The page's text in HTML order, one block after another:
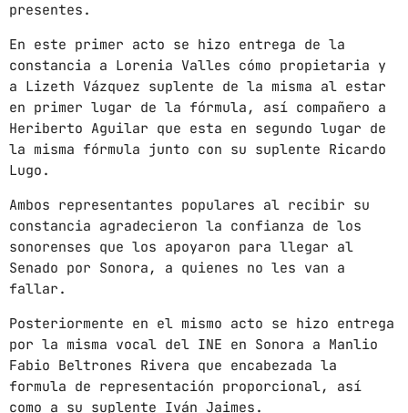
Gobierno de Sonora
Hermosillo
News
Noticias
Sonora
UPCOMING SHOWS
CON TODA LA ACTITUD
CON ANGEL RAMIREZ
LOS CHEROS
12:00 PM - 2:00 PM
presentes.
En este primer acto se hizo entrega de la
constancia a Lorenia Valles cómo propietaria y
a Lizeth Vázquez suplente de la misma al estar
en primer lugar de la fórmula, así compañero a
Heriberto Aguilar que esta en segundo lugar de
la misma fórmula junto con su suplente Ricardo
Lugo.
Ambos representantes populares al recibir su
constancia agradecieron la confianza de los
sonorenses que los apoyaron para llegar al
Senado por Sonora, a quienes no les van a
fallar.
Posteriormente en el mismo acto se hizo entrega
por la misma vocal del INE en Sonora a Manlio
Fabio Beltrones Rivera que encabezada la
formula de representación proporcional, así
como a su suplente Iván Jaimes.